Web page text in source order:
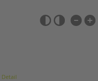
Barrierefrei-
Einstellungen
überspringen
Detail